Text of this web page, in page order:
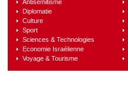
Antisémitisme
Diplomatie
Culture
Sport
Sciences & Technologies
Economie Israélienne
Voyage & Tourisme